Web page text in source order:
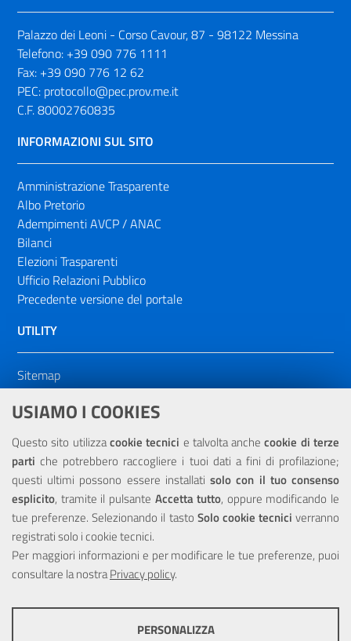
USIAMO I COOKIES
Questo sito utilizzacookie tecnici e talvolta anchecookie di terze
parti che potrebbero raccogliere i tuoi dati a fini di profilazione;
questi ultimi possono essere installatisolo con il tuo consenso
esplicito, tramite il pulsante Accetta tutto, oppure modificando le
tue preferenze. Selezionando il tasto Solo cookie tecnici verranno
registrati solo i cookie tecnici.
Per maggiori informazioni e per modificare le tue preferenze, puoi
consultare la nostraPrivacy policy.
PERSONALIZZA
Palazzo dei Leoni - Corso Cavour, 87 - 98122 Messina
Telefono: +39 090 776 1111
Fax: +39 090 776 12 62
PEC: protocollo@pec.prov.me.it
C.F. 80002760835
INFORMAZIONI SUL SITO
Amministrazione Trasparente
Albo Pretorio
Adempimenti AVCP / ANAC
Bilanci
Elezioni Trasparenti
Ufficio Relazioni Pubblico
Precedente versione del portale
UTILITY
Sitemap
Dichiarazione di accessibilità
NOTE LEGALI
Privacy
Portale realizzato con la partecipazione finanziaria dell'Unione
Europea tramite i fondi del POR Sicilia 2000/2006 Misura 6.05 -